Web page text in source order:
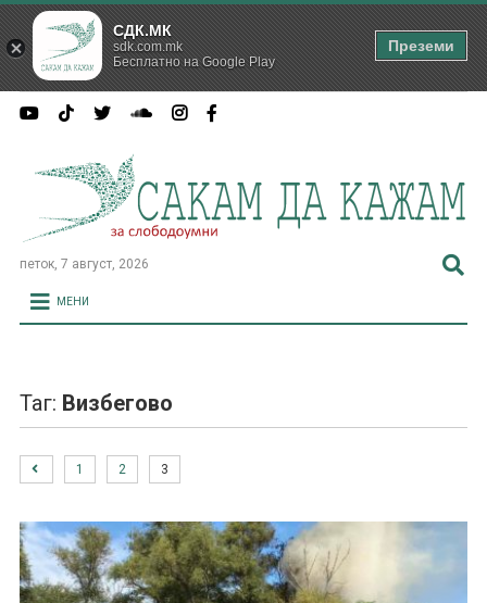
петок, 7 август, 2026
МЕНИ
Таг: Визбегово
1 2 3
СДК.МК
sdk.com.mk
Бесплатно на Google Play
Преземи